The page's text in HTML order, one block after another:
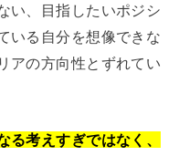
い、目指したいポジシ
いる自分を想像できな
アの方向性とずれてい
る考えすぎではなく、